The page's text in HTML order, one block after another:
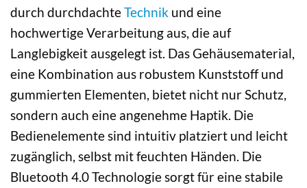
durch durchdachteTechnik und eine
hochwertige Verarbeitung aus, die auf
Langlebigkeit ausgelegt ist. Das Gehäusematerial,
eine Kombination aus robustem Kunststoff und
gummierten Elementen, bietet nicht nur Schutz,
sondern auch eine angenehme Haptik. Die
Bedienelemente sind intuitiv platziert und leicht
zugänglich, selbst mit feuchten Händen. Die
Bluetooth 4.0 Technologie sorgt für eine stabile